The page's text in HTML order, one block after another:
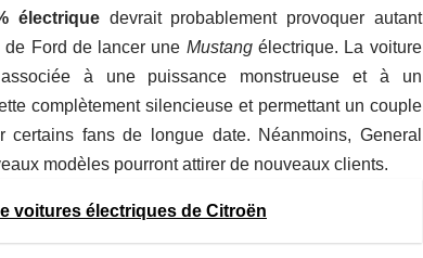
électrique devrait probablement provoquer autant
de Ford de lancer une Mustangélectrique. La voiture
à une puissance monstrueuse et à un
complètement silencieuse et permettant un couple
fans de longue date. Néanmoins, General
modèles pourront attirer de nouveaux clients.
voitures électriques de Citroën